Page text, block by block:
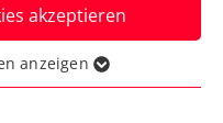
akzeptieren
anzeigen